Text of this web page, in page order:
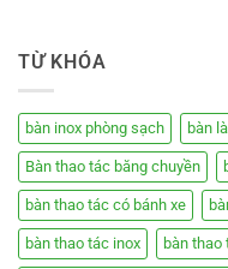
TỪ KHÓA
bàn inox phòng sạch bàn
Bàn thao tác băng chuyền
bàn thao tác có bánh xe
bàn thao tác inox bàn thao